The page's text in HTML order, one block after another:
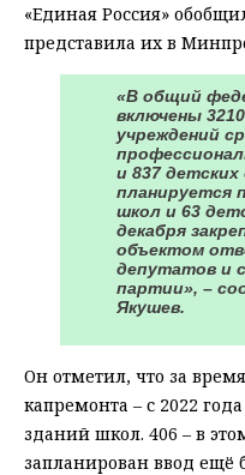
«Единая Россия»
представила их в
«В общий
включены
учреждений
и 837 детских
планируется
школ и 63
декабря
объектом
депутатов и
партии», –
Якушев.
Он отметил, что за
капремонта – с 2022
зданий школ. 406 – в
запланирован ввод ещё